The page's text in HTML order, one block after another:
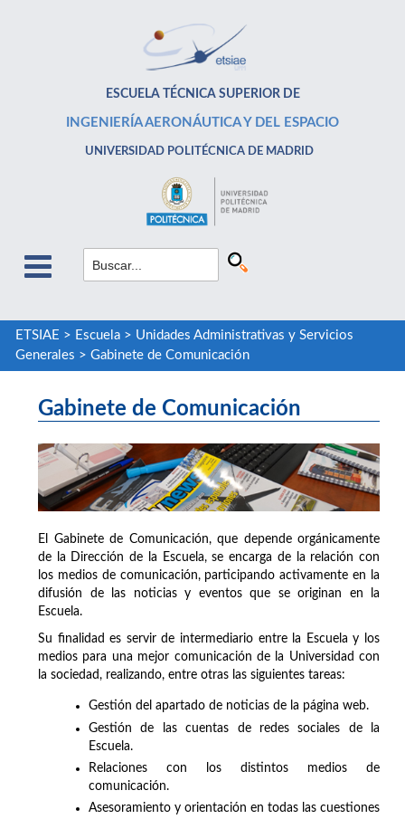
ESCUELA TÉCNICA SUPERIOR DE
INGENIERÍA AERONÁUTICA Y DEL ESPACIO
UNIVERSIDAD POLITÉCNICA DE MADRID
ETSIAE > Escuela> Unidades Administrativas y Servicios
Generales > Gabinete de Comunicación
Gabinete de Comunicación
El Gabinete de Comunicación, que depende orgánicamente
de la Dirección de la Escuela, se encarga de la relación con
los medios de comunicación, participando activamente en la
difusión de las noticias y eventos que se originan en la
Escuela.
Su finalidad es servir de intermediario entre la Escuela y los
medios para una mejor comunicación de la Universidad con
la sociedad, realizando, entre otras las siguientes tareas:
Gestión del apartado de noticias de la página web.
Gestión de las cuentas de redes sociales de la
Escuela.
Relaciones con los distintos medios de
comunicación.
Asesoramiento y orientación en todas las cuestiones